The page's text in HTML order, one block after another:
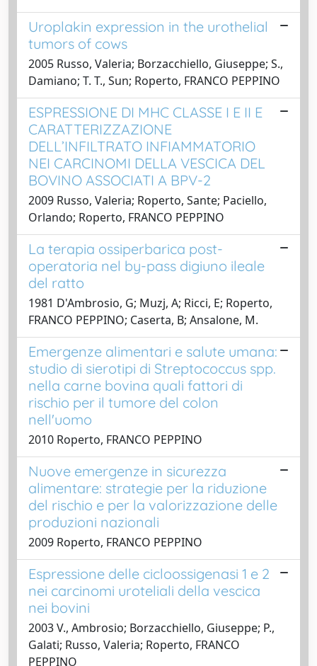
Uroplakin expression in the urothelial
tumors of cows
2005 Russo, Valeria; Borzacchiello, Giuseppe; S.,
Damiano; T. T., Sun; Roperto, FRANCO PEPPINO
ESPRESSIONE DI MHC CLASSE I E II E
CARATTERIZZAZIONE
DELL’INFILTRATO INFIAMMATORIO
NEI CARCINOMI DELLA VESCICA DEL
BOVINO ASSOCIATI A BPV-2
2009 Russo, Valeria; Roperto, Sante; Paciello,
Orlando; Roperto, FRANCO PEPPINO
La terapia ossiperbarica post-
operatoria nel by-pass digiuno ileale
del ratto
1981 D'Ambrosio, G; Muzj, A; Ricci, E; Roperto,
FRANCO PEPPINO; Caserta, B; Ansalone, M.
Emergenze alimentari e salute umana:
studio di sierotipi di Streptococcus spp.
nella carne bovina quali fattori di
rischio per il tumore del colon
nell'uomo
2010 Roperto, FRANCO PEPPINO
Nuove emergenze in sicurezza
alimentare: strategie per la riduzione
del rischio e per la valorizzazione delle
produzioni nazionali
2009 Roperto, FRANCO PEPPINO
Espressione delle cicloossigenasi 1 e 2
nei carcinomi uroteliali della vescica
nei bovini
2003 V., Ambrosio; Borzacchiello, Giuseppe; P.,
Galati; Russo, Valeria; Roperto, FRANCO
PEPPINO